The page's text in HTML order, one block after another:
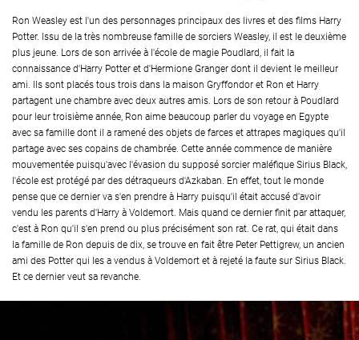
Ron Weasley est l'un des personnages principaux des livres et des films Harry
Potter. Issu de la très nombreuse famille de sorciers Weasley, il est le deuxième
plus jeune. Lors de son arrivée à l'école de magie Poudlard, il fait la
connaissance d'Harry Potter et d'Hermione Granger dont il devient le meilleur
ami. Ils sont placés tous trois dans la maison Gryffondor et Ron et Harry
partagent une chambre avec deux autres amis. Lors de son retour à Poudlard
pour leur troisième année, Ron aime beaucoup parler du voyage en Egypte
avec sa famille dont il a ramené des objets de farces et attrapes magiques qu'il
partage avec ses copains de chambrée. Cette année commence de manière
mouvementée puisqu'avec l'évasion du supposé sorcier maléfique Sirius Black,
l'école est protégé par des détraqueurs d'Azkaban. En effet, tout le monde
pense que ce dernier va s'en prendre à Harry puisqu'il était accusé d'avoir
vendu les parents d'Harry à Voldemort. Mais quand ce dernier finit par attaquer,
c'est à Ron qu'il s'en prend ou plus précisément son rat. Ce rat, qui était dans
la famille de Ron depuis de dix, se trouve en fait être Peter Pettigrew, un ancien
ami des Potter qui les a vendus à Voldemort et à rejeté la faute sur Sirius Black.
Et ce dernier veut sa revanche.